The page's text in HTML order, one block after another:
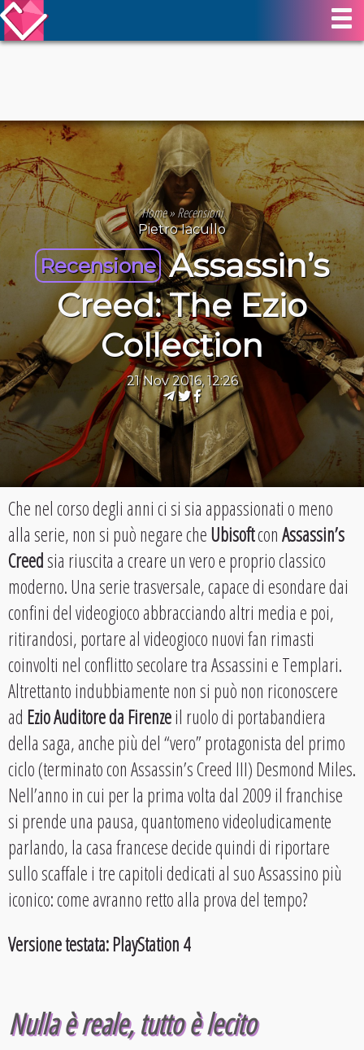
Home»Recensioni
Pietro Iacullo
Recensione Assassin’s
Creed: The Ezio
Collection
21 Nov 2016, 12:26
Che nel corso degli anni ci si sia appassionati o meno
alla serie, non si può negare cheUbisoftconAssassin’s
Creedsia riuscita a creare un vero e proprio classico
moderno. Una serie trasversale, capace di esondare dai
confini del videogioco abbracciando altri media e poi,
ritirandosi, portare al videogioco nuovi fan rimasti
coinvolti nel conflitto secolare tra Assassini e Templari.
Altrettanto indubbiamente non si può non riconoscere
ad Ezio Auditore da Firenzeil ruolo di portabandiera
della saga, anche più del “vero” protagonista del primo
ciclo (terminato con Assassin’s Creed III) Desmond Miles.
Nell’anno in cui per la prima volta dal 2009 il franchise
si prende una pausa, quantomeno videoludicamente
parlando, la casa francese decide quindi di riportare
sullo scaffale i tre capitoli dedicati al suo Assassino più
iconico: come avranno retto alla prova del tempo?
Versione testata: PlayStation 4
Nulla è reale, tutto è lecito